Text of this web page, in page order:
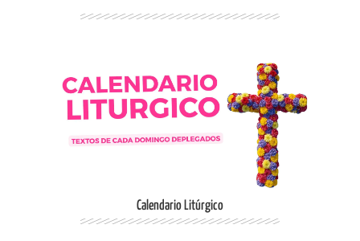
Ingresar
Calendario Litúrgico